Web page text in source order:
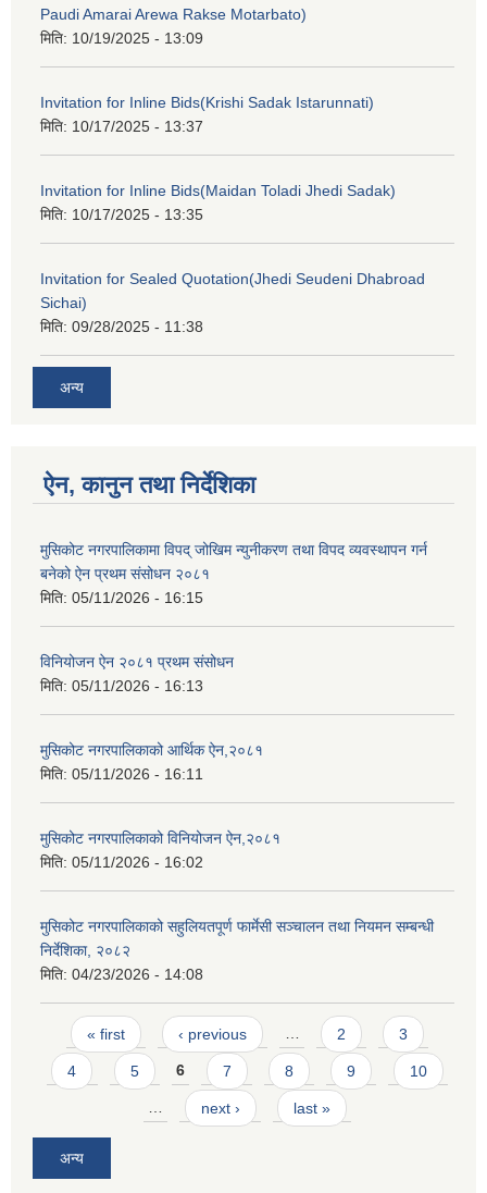
Paudi Amarai Arewa Rakse Motarbato)
मिति: 10/19/2025 - 13:09
Invitation for Inline Bids(Krishi Sadak Istarunnati)
मिति: 10/17/2025 - 13:37
Invitation for Inline Bids(Maidan Toladi Jhedi Sadak)
मिति: 10/17/2025 - 13:35
Invitation for Sealed Quotation(Jhedi Seudeni Dhabroad
Sichai)
मिति: 09/28/2025 - 11:38
अन्य
ऐन, कानुन तथा निर्देशिका
मुसिकोट नगरपालिकामा विपद् जोखिम न्युनीकरण तथा विपद व्यवस्थापन गर्न
बनेको ऐन प्रथम संसोधन २०८१
मिति: 05/11/2026 - 16:15
विनियोजन ऐन २०८१ प्रथम संसोधन
मिति: 05/11/2026 - 16:13
मुसिकोट नगरपालिकाको आर्थिक ऐन,२०८१
मिति: 05/11/2026 - 16:11
मुसिकोट नगरपालिकाको विनियोजन ऐन,२०८१
मिति: 05/11/2026 - 16:02
मुसिकोट नगरपालिकाको सहुलियतपूर्ण फार्मेसी सञ्चालन तथा नियमन सम्बन्धी
निर्देशिका, २०८२
मिति: 04/23/2026 - 14:08
Pages
« first ‹ previous … 2 3
4 5 6 7 8 9 10
… next › last »
अन्य